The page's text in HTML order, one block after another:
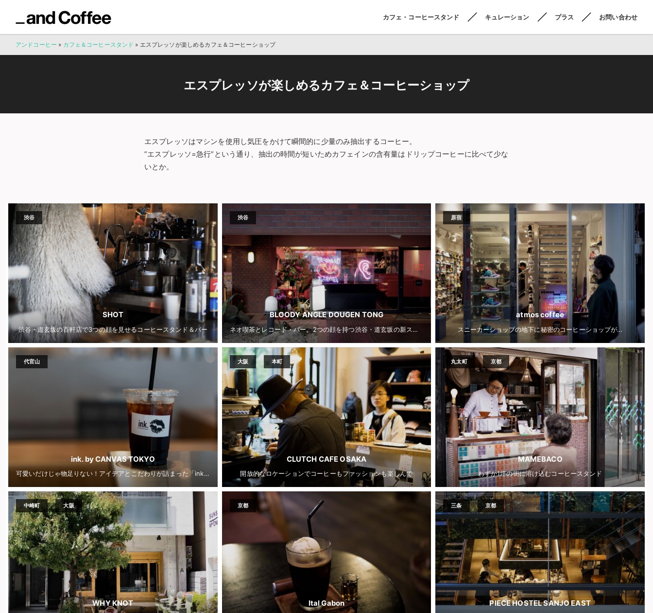
カフェ・コーヒースタンド キュレーション プラス お問い合わせ
アンドコーヒー » カフェ＆コーヒースタンド » エスプレッソが楽しめるカフェ＆コーヒーショップ
エスプレッソが楽しめるカフェ＆コーヒーショップ
エスプレッソはマシンを使用し気圧をかけて瞬間的に少量のみ抽出するコーヒー。
”エスプレッソ=急行”という通り、抽出の時間が短いためカフェインの含有量はドリップコーヒーに比べて少な
いとか。
渋谷
SHOT
渋谷・道玄坂の百軒店で3つの顔を見せるコーヒースタンド＆バー
渋谷
BLOODY ANGLE DOUGEN TONG
ネオ喫茶とレコード・バー。2つの顔を持つ渋谷・道玄坂の新スポット
原宿
atmos coffee
スニーカーショップの地下に秘密のコーヒーショップが…
代官山
ink. by CANVAS TOKYO
可愛いだけじゃ物足りない！アイデアとこだわりが詰まった「ink. by CANVAS TOKYO」
大阪 本町
CLUTCH CAFE OSAKA
開放的なロケーションでコーヒーもファッションも楽しんで
丸太町 京都
MAMEBACO
わずか1坪の街に溶け込むコーヒースタンド
中崎町 大阪
WHY KNOT
京都
Ital Gabon
三条 京都
PIECE HOSTEL SANJO EAST